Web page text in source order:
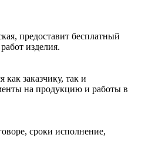
предоставит бесплатный
изделия.
как заказчику, так и
на продукцию и работы в
сроки исполнение,